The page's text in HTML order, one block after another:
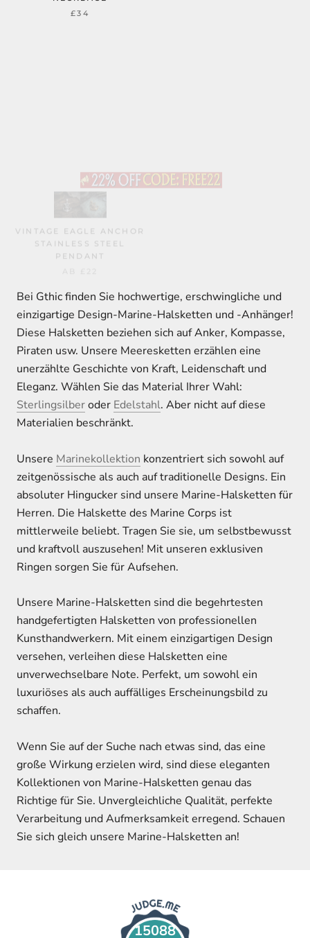
£34
VINTAGE EAGLE ANCHOR
STAINLESS STEEL
PENDANT
AB
£22
Bei Gthic finden Sie hochwertige, erschwingliche und
einzigartige Design-Marine-Halsketten und -Anhänger!
Diese Halsketten beziehen sich auf Anker, Kompasse,
Piraten usw. Unsere Meeresketten erzählen eine
unerzählte Geschichte von Kraft, Leidenschaft und
Eleganz. Wählen Sie das Material Ihrer Wahl:
Sterlingsilberoder Edelstahl. Aber nicht auf diese
Materialien beschränkt.
Unsere Marinekollektion konzentriert sich sowohl auf
zeitgenössische als auch auf traditionelle Designs. Ein
absoluter Hingucker sind unsere Marine-Halsketten für
Herren. Die Halskette des Marine Corps ist
mittlerweile beliebt. Tragen Sie sie, um selbstbewusst
und kraftvoll auszusehen! Mit unseren exklusiven
Ringen sorgen Sie für Aufsehen.
Unsere Marine-Halsketten sind die begehrtesten
handgefertigten Halsketten von professionellen
Kunsthandwerkern. Mit einem einzigartigen Design
versehen, verleihen diese Halsketten eine
unverwechselbare Note. Perfekt, um sowohl ein
luxuriöses als auch auffälliges Erscheinungsbild zu
schaffen.
Wenn Sie auf der Suche nach etwas sind, das eine
große Wirkung erzielen wird, sind diese eleganten
Kollektionen von Marine-Halsketten genau das
Richtige für Sie. Unvergleichliche Qualität, perfekte
Verarbeitung und Aufmerksamkeit erregend. Schauen
Sie sich gleich unsere Marine-Halsketten an!
15088